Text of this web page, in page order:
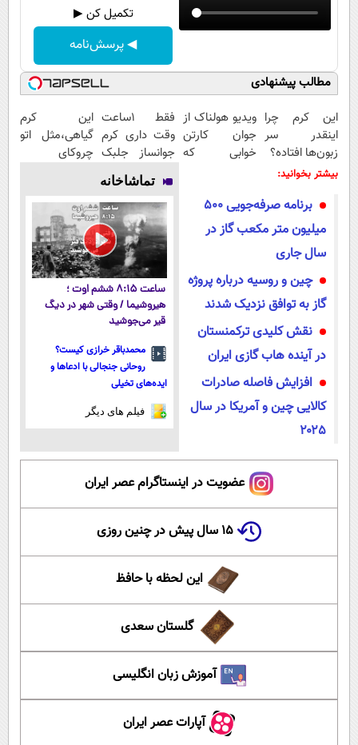
تکمیل کن ▶
◀ پرسش‌نامه
مطالب پیشنهادی
این کرم چرا
اینقدر سر
زبون‌ها افتاده؟
ویدیو هولناک از
جوان کارتن
خوابی که
فقط 1ساعت
وقت داری کرم
جوانساز جلبک
رو با40%تخفیف
بخری!
این کرم
گیاهی،مثل اتو
چروکای
بیشتر بخوانید:
برنامه صرفه‌جویی ۵۰۰
میلیون متر مکعب گاز در
سال جاری
چین و روسیه درباره پروژه
گاز به توافق نزدیک شدند
نقش کلیدی ترکمنستان
در آینده هاب گازی ایران
افزایش فاصله صادرات
کالایی چین و آمریکا در سال
۲۰۲۵
تماشاخانه
ساعت ۸:۱۵ ششم اوت ؛
هیروشیما / وقتی شهر در دیگ
قیر می‌جوشید
محمدباقر خرازی کیست؟
روحانی جنجالی با ادعاها و
ایده‌های تخیلی
فیلم های دیگر
عضویت در اینستاگرام عصر ایران
۱۵ سال پیش در چنین روزی
این لحظه با حافظ
گلستان سعدی
آموزش زبان انگلیسی
آپارات عصر ایران